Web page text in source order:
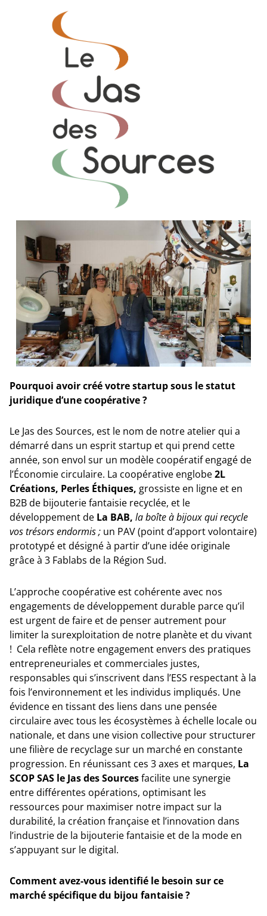
Pourquoi avoir créé votre startup sous le statut
juridique d’une coopérative ?
Le Jas des Sources, est le nom de notre atelier qui a
démarré dans un esprit startup et qui prend cette
année, son envol sur un modèle coopératif engagé de
l’Économie circulaire. La coopérative englobe2L
Créations, Perles Éthiques, grossiste en ligne et en
B2B de bijouterie fantaisie recyclée, et le
développement de La BAB,laboîte à bijoux qui recycle
vostrésors endormis ; un PAV (point d’apport volontaire)
prototypé et désigné à partir d’une idée originale
grâce à 3 Fablabs de la Région Sud.
L’approche coopérative est cohérente avec nos
engagements de développement durable parce qu’il
est urgent de faire et de penser autrement pour
limiter la surexploitation de notre planète et du vivant
! Cela reflète notre engagement envers des pratiques
entrepreneuriales et commerciales justes,
responsables qui s’inscrivent dans l’ESS respectant à la
fois l’environnement et les individus impliqués. Une
évidence en tissant des liens dans une pensée
circulaire avec tous les écosystèmes à échelle locale ou
nationale, et dans une vision collective pour structurer
une filière de recyclage sur un marché en constante
progression. En réunissant ces 3 axes et marques, La
SCOP SAS le Jas des Sourcesfacilite une synergie
entre différentes opérations, optimisant les
ressources pour maximiser notre impact sur la
durabilité, la création française et l’innovation dans
l’industrie de la bijouterie fantaisie et de la mode en
s’appuyant sur le digital.
Comment avez-vous identifié le besoin sur ce
marché spécifique du bijou fantaisie ?